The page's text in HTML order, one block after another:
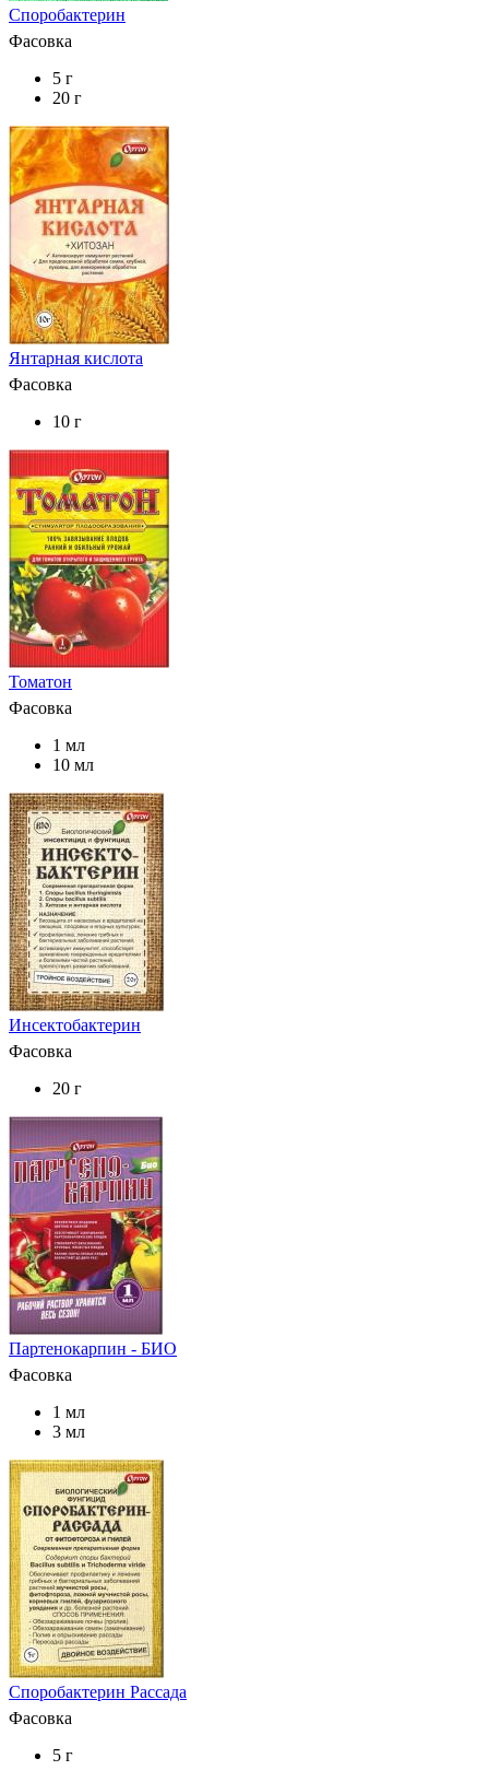
Споробактерин
Фасовка
5 г
20 г
Янтарная кислота
Фасовка
10 г
Томатон
Фасовка
1 мл
10 мл
Инсектобактерин
Фасовка
20 г
Партенокарпин - БИО
Фасовка
1 мл
3 мл
Споробактерин Рассада
Фасовка
5 г